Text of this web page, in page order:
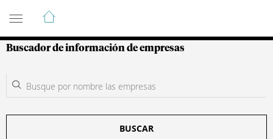
Guía de Empresas Colombianas
Buscador de información de empresas
BUSCAR